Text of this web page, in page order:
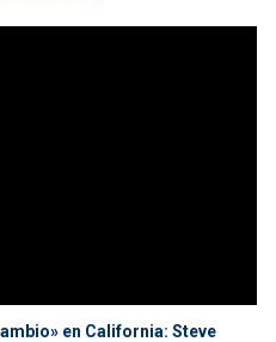
en California: Steve